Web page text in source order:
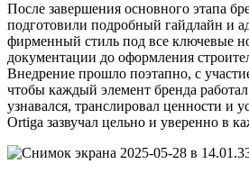
После завершения основного этапа
подготовили подробный гайдлайн и
фирменный стиль под все ключевые
документации до оформления
Внедрение прошло поэтапно, с
чтобы каждый элемент бренда
узнавался, транслировал ценности и
Ortiga зазвучал цельно и уверенно в